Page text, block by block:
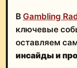
В Gambling
ключевые
оставляем
инсайды и